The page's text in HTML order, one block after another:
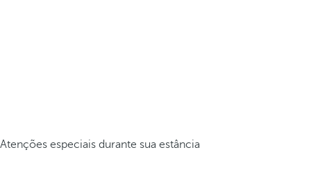
Atenções especiais durante sua estância